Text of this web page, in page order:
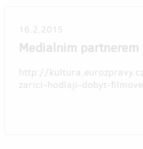
16.2.2015
Medialnim
http://
zarici-hodlaji-dobyt-